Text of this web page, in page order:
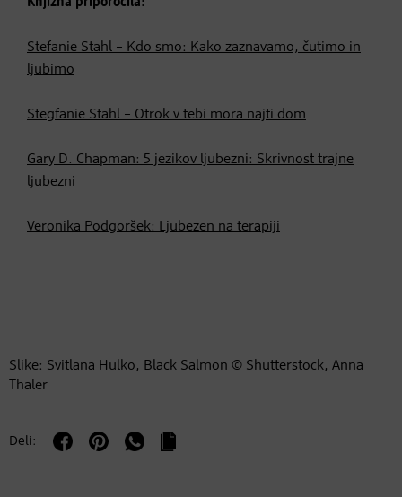
Stefanie Stahl – Kdo smo: Kako zaznavamo, čutimo in
ljubimo
Stegfanie Stahl – Otrok v tebi mora najti dom
Gary D. Chapman: 5 jezikov ljubezni: Skrivnost trajne
ljubezni
Veronika Podgoršek: Ljubezen na terapiji
Slike: Svitlana Hulko, Black Salmon © Shutterstock, Anna
Thaler
Deli: